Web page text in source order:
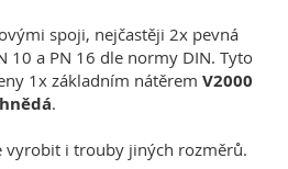
spoji, nejčastěji 2x pevná
10 a PN 16 dle normy DIN. Tyto
1x základním nátěrem V2000
.
vyrobit i trouby jiných rozměrů.